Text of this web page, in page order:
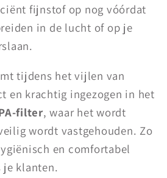
fijnstof op nog vóórdat
in de lucht of op je
tijdens het vijlen van
en krachtig ingezogen in het
filter, waar het wordt
wordt vastgehouden. Zo
en comfortabel
je klanten.